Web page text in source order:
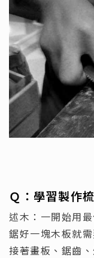
Ｑ： 學習製作
述木：一開始用
鋸好一塊木板就
接著畫板、鋸齒